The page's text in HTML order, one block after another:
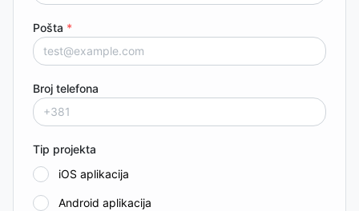
Pošta *
Broj telefona
Tip projekta
iOS aplikacija
Android aplikacija